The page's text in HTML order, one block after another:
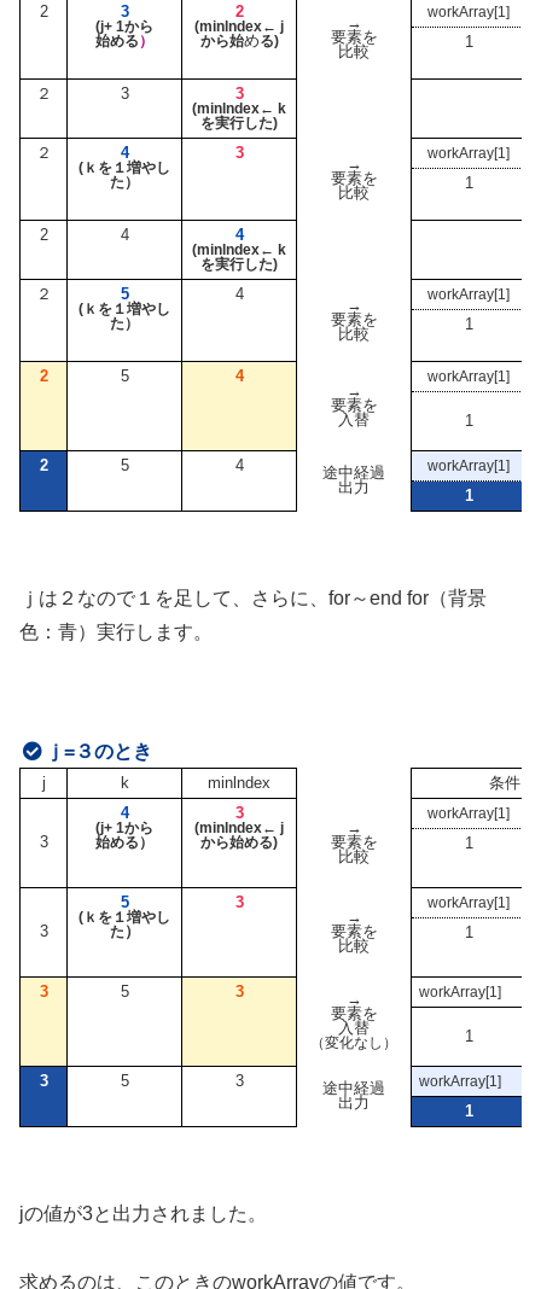
2
3
(j+ 1から
始める ）
2
(minlndex← j
から始める)
→
要素を
比較
workArray[1]
1
２ 3 3
(minlndex← k
を実行した)
２ 4
(ｋを１増やし
た）
3
→
要素を
比較
workArray[1]
1
2 4 4
(minlndex← k
を実行した)
２ 5
(ｋを１増やし
た）
4
→
要素を
比較
workArray[1]
1
2 5
4
→
要素を
入替
workArray[1]
1
2 5 4
途中経過
出力
workArray[1]
1
ｊは２なので１を足して、さらに、for～end for（背景
色：青）実行します。
ｊ=３のとき
j k minlndex 条件：
3
4
(j+ 1から
始める）
3
(minlndex← j
から始める)
→
要素を
比較
workArray[1]
1
3
5
(ｋを１増やし
た ）
3
→
要素を
比較
workArray[1]
1
3 5 3
→
要素を
入替
（変化なし）
workArray[1]
1
3 5 3
途中経過
出力
workArray[1]
1
jの値が3と出力されました。
求めるのは、このときのworkArrayの値です。